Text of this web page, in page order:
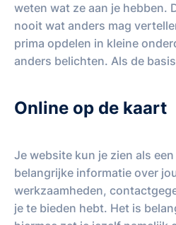
weten wat ze aan je hebben.
nooit wat anders mag
prima opdelen in kleine
anders belichten. Als de
Online op de kaart
Je website kun je zien als
belangrijke informatie over
werkzaamheden,
je te bieden hebt. Het is